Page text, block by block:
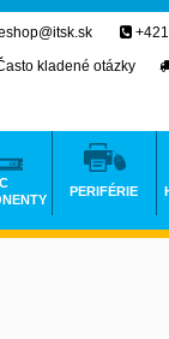
kladené otázky
PERIFÉRIE